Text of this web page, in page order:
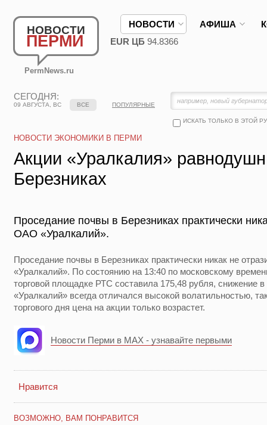
НОВОСТИ
ПЕРМИ
PermNews.ru
НОВОСТИ АФИША
EUR ЦБ 94.8366
СЕГОДНЯ:
09 АВГУСТА, ВС
ИСКАТЬ ТОЛЬКО В ЭТОЙ
ВСЕ ПОПУЛЯРНЫЕ
НОВОСТИ ЭКОНОМИКИ В ПЕРМИ
Акции «Уралкалия»
Березниках
Проседание почвы в Березниках практически
ОАО «Уралкалий».
Проседание почвы в Березниках практически никак не
«Уралкалий». По состоянию на 13:40 по московскому
торговой площадке РТС составила 175,48 рубля, снижение
«Уралкалий» всегда отличался высокой волатильностью,
торгового дня цена на акции только возрастет.
Новости Перми в MAX - узнавайте первыми
Нравится
ВОЗМОЖНО, ВАМ ПОНРАВИТСЯ